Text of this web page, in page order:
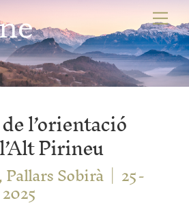
l’orientació
Pirineu
Sobirà 25-